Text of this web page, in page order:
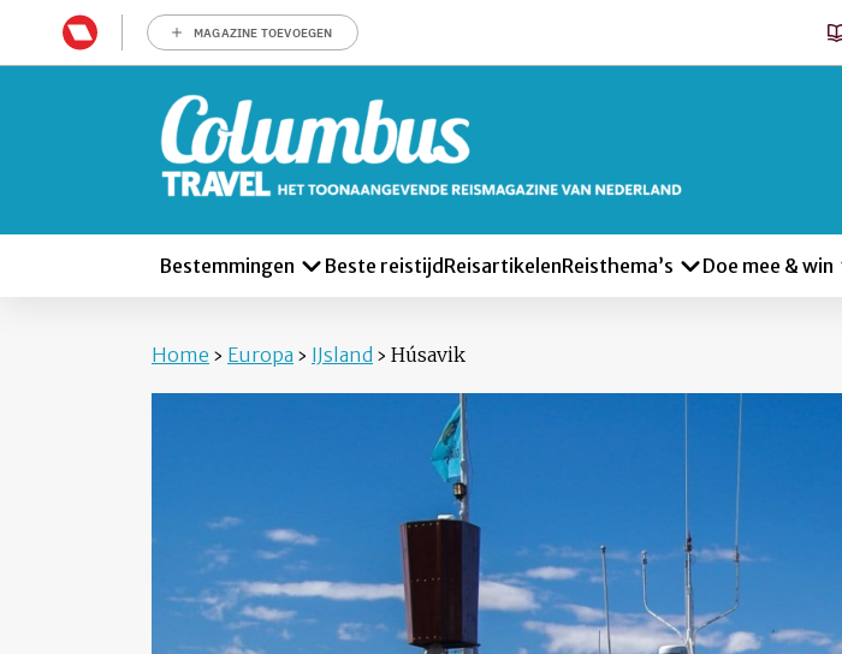
MAGAZINE TOEVOEGEN
Bestemmingen Beste reistijd ReisartikelenReisthema’s Doe mee & win
Home › Europa › IJsland › Húsavik